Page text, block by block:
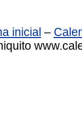
inicial –